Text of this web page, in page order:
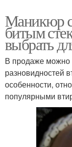
Маникюр
битым
выбрать
В продаже можно
разновидностей
особенности,
популярными